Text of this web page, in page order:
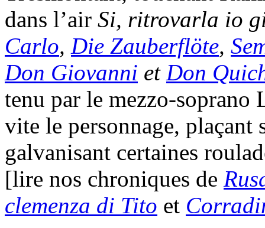
dans l’air Si, ritrovarla io
Carlo, Die Zauberflöte,
Don Giovanni et Don
tenu par le mezzo-soprano
vite le personnage, plaçant
galvanisant certaines
[lire nos chroniques de
clemenza di Tito et